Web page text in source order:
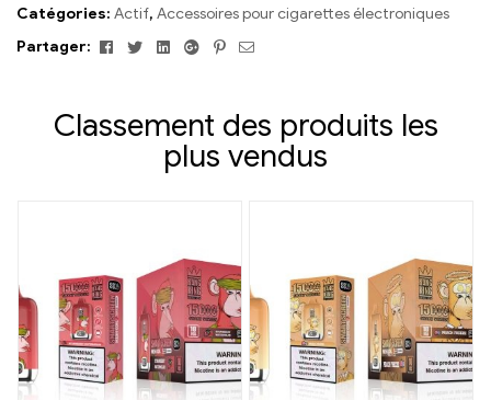
Catégories: Actif, Accessoires pour cigarettes électroniques
Partager:
FacebookTwitterLinkedinGoogle+Pinterest
E-
Classement des produits les
plus vendus